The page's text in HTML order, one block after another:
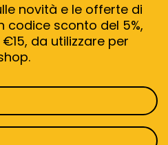
novità e le offerte di
codice sconto del 5%,
da utilizzare per